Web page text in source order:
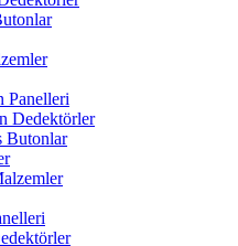
Panelleri
Dedektörler
Butonlar